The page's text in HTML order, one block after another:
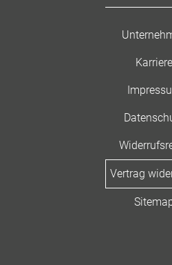
Karriere
Vertrag